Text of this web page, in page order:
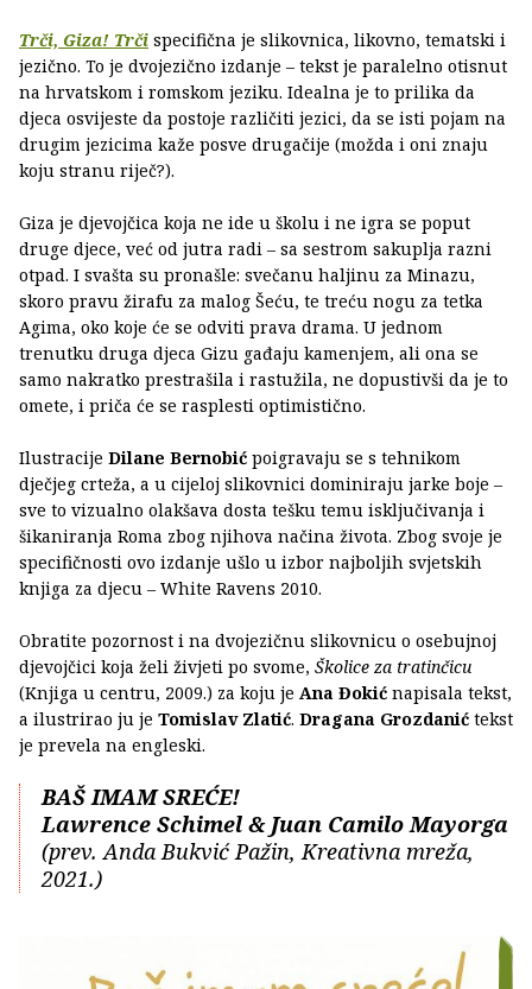
Trči, Giza! Trči specifična je slikovnica, likovno, tematski i
jezično. To je dvojezično izdanje – tekst je paralelno otisnut
na hrvatskom i romskom jeziku. Idealna je to prilika da
djeca osvijeste da postoje različiti jezici, da se isti pojam na
drugim jezicima kaže posve drugačije (možda i oni znaju
koju stranu riječ?).
Giza je djevojčica koja ne ide u školu i ne igra se poput
druge djece, već od jutra radi – sa sestrom sakuplja razni
otpad. I svašta su pronašle: svečanu haljinu za Minazu,
skoro pravu žirafu za malog Šeću, te treću nogu za tetka
Agima, oko koje će se odviti prava drama. U jednom
trenutku druga djeca Gizu gađaju kamenjem, ali ona se
samo nakratko prestrašila i rastužila, ne dopustivši da je to
omete, i priča će se rasplesti optimistično.
Ilustracije Dilane Bernobić poigravaju se s tehnikom
dječjeg crteža, a u cijeloj slikovnici dominiraju jarke boje –
sve to vizualno olakšava dosta tešku temu isključivanja i
šikaniranja Roma zbog njihova načina života. Zbog svoje je
specifičnosti ovo izdanje ušlo u izbor najboljih svjetskih
knjiga za djecu – White Ravens 2010.
Obratite pozornost i na dvojezičnu slikovnicu o osebujnoj
djevojčici koja želi živjeti po svome, Školice za tratinčicu
(Knjiga u centru, 2009.) za koju je Ana Đokić napisala tekst,
a ilustrirao ju je Tomislav Zlatić. Dragana Grozdanić tekst
je prevela na engleski.
BAŠ IMAM SREĆE!
Lawrence Schimel & Juan Camilo Mayorga
(prev. Anda Bukvić Pažin, Kreativna mreža,
2021.)